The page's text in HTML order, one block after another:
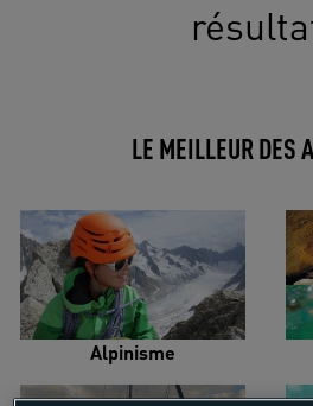
LE MEILLEUR DES
Alpinisme